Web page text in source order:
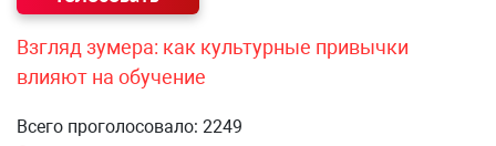
Взгляд зумера: как культурные привычки
влияют на обучение
Всего проголосовало: 2249